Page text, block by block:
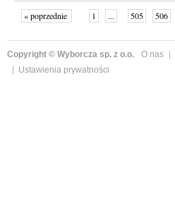
« poprzednie 1 ... 505 506
Copyright © Wyborcza sp. z o.o. O nas
Ustawienia prywatności